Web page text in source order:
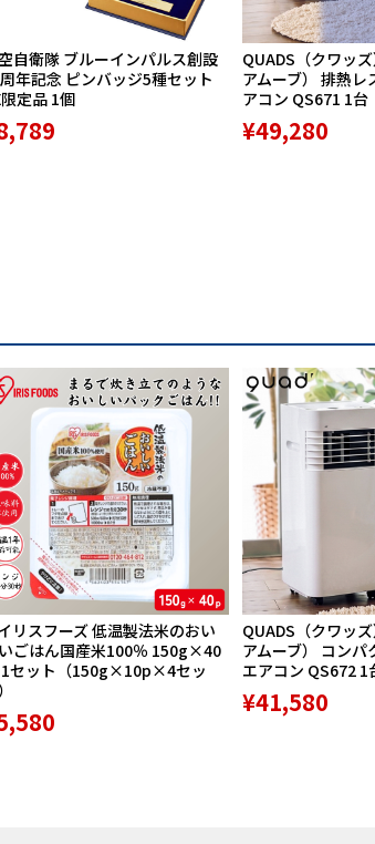
りポケットを装備
サイズ対応
自衛隊 ブルーインパルス創設
年記念 ピンバッジ5種セット
定品 1個
QUADS（クワッ
アムーブ） 排熱レ
アコン QS671 1台
¥49,280
リスフーズ 低温製法米のおい
ごはん国産米100％ 150g×40
セット（150g×10p×4セッ
QUADS（クワッ
アムーブ） コン
エアコン QS672 1
¥41,580